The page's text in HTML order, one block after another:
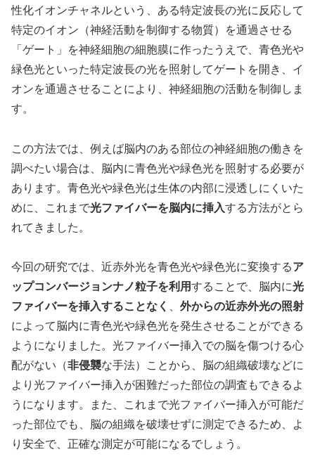
性化イオンチャネルという、ある特定波長の光に反応して
特定のイオン（神経活動を制御する物質）を通過させる
「ゲート」を神経細胞の細胞膜に作ったうえで、青色光や
緑色光といった特定波長の光を照射してゲートを開き、イ
オンを通過させることにより、神経細胞の活動を制御しま
す。
この方法では、例えば脳内のある部位の神経細胞の働きを
調べたい場合は、脳内に青色光や緑色光を照射する必要が
あります。青色光や緑色光は生体の内部に浸透しにくいた
めに、これまで光ファイバーを脳内に挿入する方法がとら
れてきました。
今回の研究では、近赤外光を青色光や緑色光に変換するア
ップコンバージョンナノ粒子を利用することで、脳内に光
ファイバーを挿入することなく
外からの近赤外光の照射
によって脳内に青色光や緑色光を発生させることができる
ようになりました。光ファイバー挿入での脳を傷つける心
配がない（非侵襲な手法）ことから、脳の組織破壊などに
より光ファイバー挿入が困難だった部位の調査もできるよ
うになります。また、これまで光ファイバー挿入が可能だ
った部位でも、脳の組織を破壊せずに測定できるため、よ
り安全で、正確な測定が可能になるでしょう。